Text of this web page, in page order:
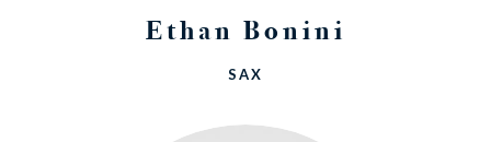
Ethan Bonini
SAX